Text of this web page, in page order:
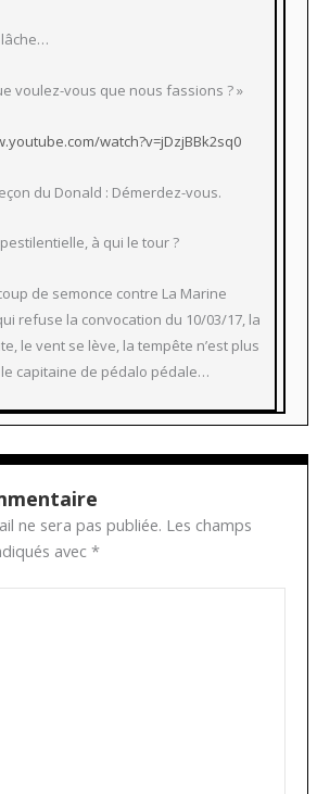
lâche…
voulez-vous que nous fassions ? »
watch?v=jDzjBBk2sq0
du Donald : Démerdez-vous.
à qui le tour ?
de semonce contre La Marine
refuse la convocation du 10/03/17, la
le vent se lève, la tempête n’est plus
capitaine de pédalo pédale…
ne sera pas publiée. Les champs
avec *